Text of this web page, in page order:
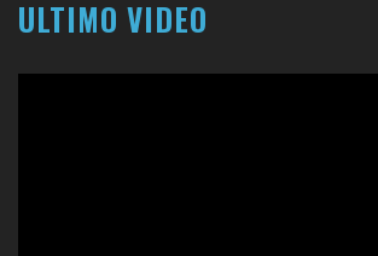
ULTIMO VIDEO